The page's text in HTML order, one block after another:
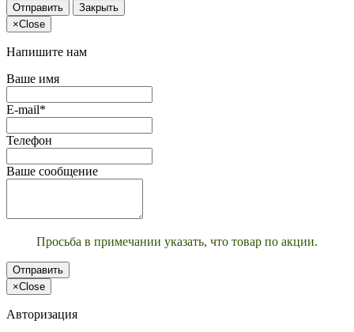
Отправить
Закрыть
×Close
Напишите нам
Ваше имя
E-mail*
Телефон
Ваше сообщение
Просьба в примечании указать, что товар по акции.
Отправить
×Close
Авторизация